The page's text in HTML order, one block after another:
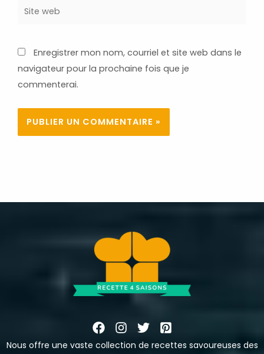
Site
Enregistrer mon nom, courriel et site web dans le
navigateur pour la prochaine fois que je
commenterai.
Nous offre une vaste collection de recettes savoureuses des